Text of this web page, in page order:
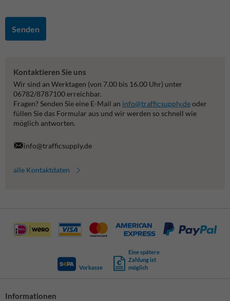
Senden
Kontaktieren Sie uns
Wir sind an Werktagen (von 7.00 bis 16.00 Uhr) unter
06782/8787100 erreichbar.
Fragen? Senden Sie eine E-Mail an info@trafficsupply.deoder
füllen Sie das Formular aus und wir werden so schnell wie
möglich antworten.
info@trafficsupply.de
alle Kontaktdaten
Vorkasse
Eine spätere
Zahlung ist
möglich
Informationen